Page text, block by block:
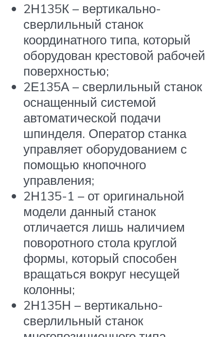
2Н135К – вертикально-
сверлильный станок
координатного типа, который
оборудован крестовой рабочей
поверхностью;
2Е135А – сверлильный станок
оснащенный системой
автоматической подачи
шпинделя. Оператор станка
управляет оборудованием с
помощью кнопочного
управления;
2Н135-1 – от оригинальной
модели данный станок
отличается лишь наличием
поворотного стола круглой
формы, который способен
вращаться вокруг несущей
колонны;
2Н135Н – вертикально-
сверлильный станок